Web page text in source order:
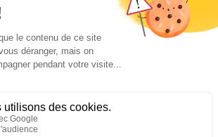
aan een